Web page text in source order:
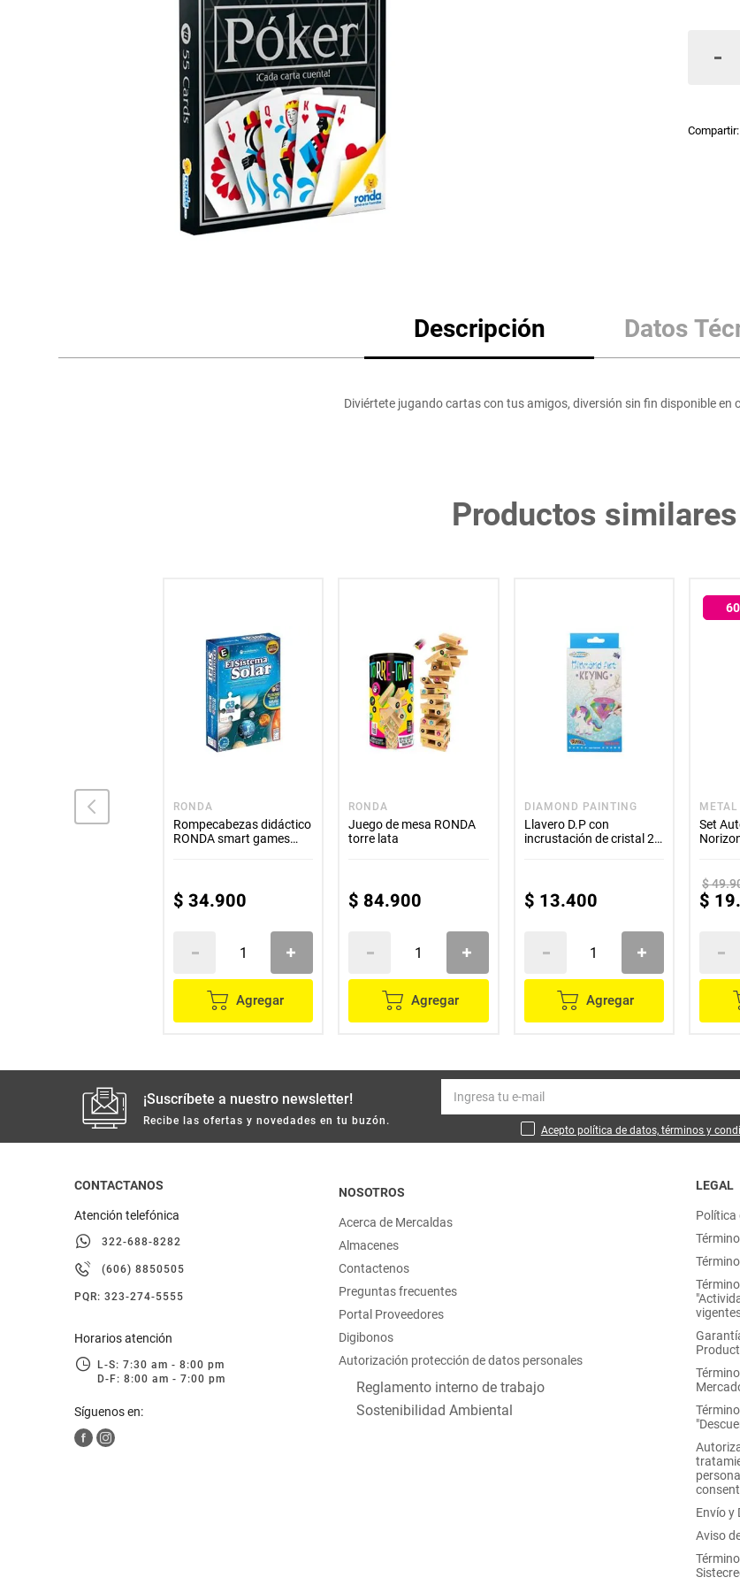
lácteos y refrigerados
otros
Descripción Datos
Diviértete jugando cartas con tus amigos, diversión sin fin disponible en
Productos similares
MACHINE
Carro Juguete X 3
RONDA
Rompecabezas didáctico
RONDA smart games
$ 34.900
Agregar
RONDA
Juego de mesa RONDA
torre lata
$ 84.900
Agregar
DIAMOND PAINTING
Llavero D.P con
incrustación de cristal 2
$ 13.400
Agregar
60
Set
$49.
$ 19
¡Suscríbete a nuestro newsletter!
Recibe las ofertas y novedades en tu buzón.
Acepto política de datos, términos y
CONTACTANOS
Atención telefónica
322-688-8282
(606) 8850505
PQR: 323-274-5555
Horarios atención
L-S: 7:30 am - 8:00 pm
D-F: 8:00 am - 7:00 pm
Síguenos en:
NOSOTROS
Acerca de Mercaldas
Almacenes
Contactenos
Preguntas frecuentes
Portal Proveedores
Digibonos
Autorización protección de datos personales
Reglamento interno de trabajo
Sostenibilidad Ambiental
LEGAL
Política
Envío y
Aviso
Mantequilla